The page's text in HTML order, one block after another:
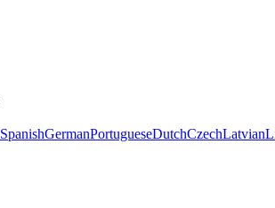
SpanishGermanPortugueseDutchCzechLatvian